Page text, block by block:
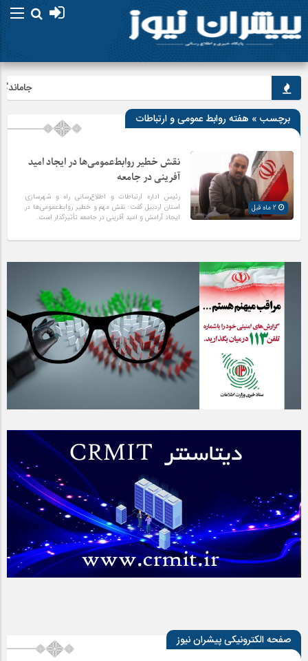
برچسب » هفته روابط عمومی و ارتباطات
نقش خطیر روابط‌عمومی‌ها در ایجاد امید
آفرینی در جامعه
رئیس اداره ارتباطات و اطلاع‌رسانی راه و شهرسازی
استان اردبیل گفت: نقش مهم و خطیر روابط‌عمومی‌ها در
ایجاد آرامش و امید آفرینی در جامعه تأثیرگذار است.
صفحه الکترونیکی پیشران نیوز